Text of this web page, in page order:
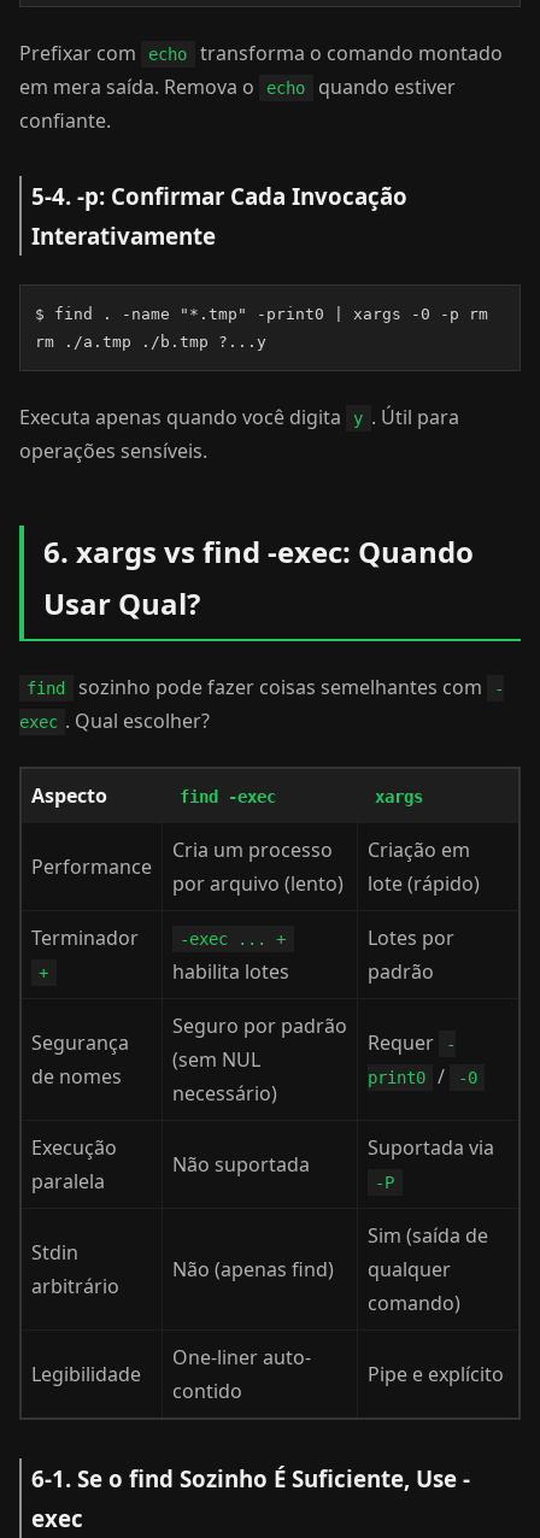
Prefixar com echo
transforma o comando montado
em mera saída. Remova o
echo
quando estiver
confiante.
5-4. -p: Confirmar Cada Invocação
Interativamente
$ find . -name "*.tmp" -print0 | xargs -0 -p rm
rm ./a.tmp ./b.tmp ?...y
Executa apenas quando você digita y . Útil para
operações sensíveis.
6. xargs vs find -exec: Quando
Usar Qual?
find sozinho pode fazer coisas semelhantes com
-
exec . Qual escolher?
Aspecto find -exec xargs
Performance
Cria um processo
por arquivo (lento)
Criação em
lote (rápido)
Terminador
+
-exec ... +
habilita lotes
Lotes por
padrão
Segurança
de nomes
Seguro por padrão
(sem NUL
necessário)
Requer
-
print0
/ -0
Execução
paralela
Não suportada
Suportada via
-P
Stdin
arbitrário
Não (apenas find)
Sim (saída de
qualquer
comando)
Legibilidade
One-liner auto-
contido
Pipe e explícito
6-1. Se o find Sozinho É Suficiente, Use -
exec